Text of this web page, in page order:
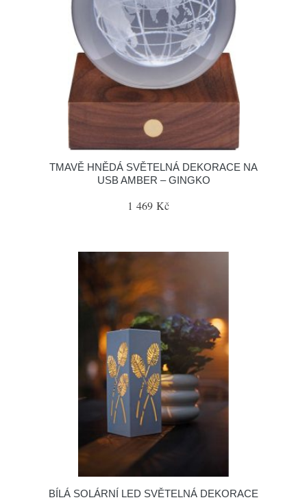
TMAVĚ HNĚDÁ SVĚTELNÁ DEKORACE NA
USB AMBER – GINGKO
1 469 Kč
BÍLÁ SOLÁRNÍ LED SVĚTELNÁ DEKORACE